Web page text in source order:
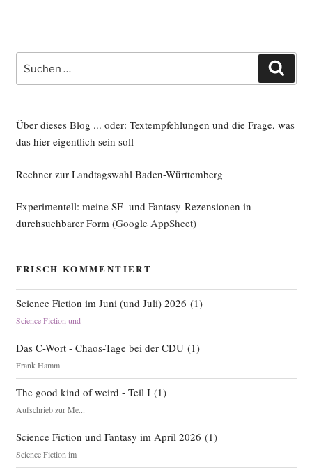
nach:
Über dieses Blog ... oder: Textempfehlungen und die Frage, was
das hier eigentlich sein soll
Rechner zur Landtagswahl Baden-Württemberg
Experimentell: meine SF- und Fantasy-Rezensionen in
durchsuchbarer Form(Google AppSheet)
FRISCH KOMMENTIERT
Science Fiction im Juni (und Juli) 2026 (1)
Science Fiction und
Das C-Wort - Chaos-Tage bei der CDU(1)
Frank Hamm
The good kind of weird - Teil I(1)
Aufschrieb zur Me...
Science Fiction und Fantasy im April 2026 (1)
Science Fiction im